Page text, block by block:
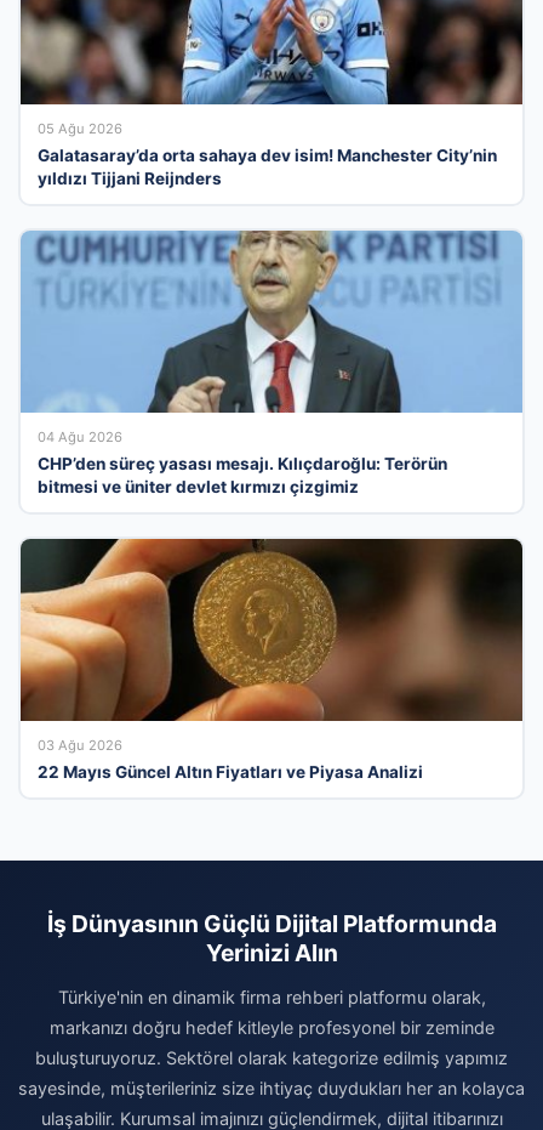
05 Ağu 2026
Galatasaray’da orta sahaya dev isim! Manchester City’nin
yıldızı Tijjani Reijnders
04 Ağu 2026
CHP’den süreç yasası mesajı. Kılıçdaroğlu: Terörün
bitmesi ve üniter devlet kırmızı çizgimiz
03 Ağu 2026
22 Mayıs Güncel Altın Fiyatları ve Piyasa Analizi
İş Dünyasının Güçlü Dijital Platformunda
Yerinizi Alın
Türkiye'nin en dinamik firma rehberi platformu olarak,
markanızı doğru hedef kitleyle profesyonel bir zeminde
buluşturuyoruz. Sektörel olarak kategorize edilmiş yapımız
sayesinde, müşterileriniz size ihtiyaç duydukları her an kolayca
ulaşabilir. Kurumsal imajınızı güçlendirmek, dijital itibarınızı